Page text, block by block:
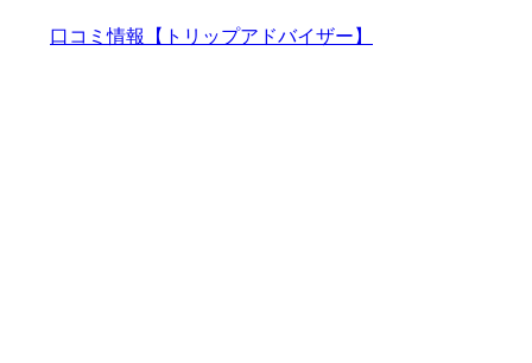
口コミ情報【トリップアドバイザー】